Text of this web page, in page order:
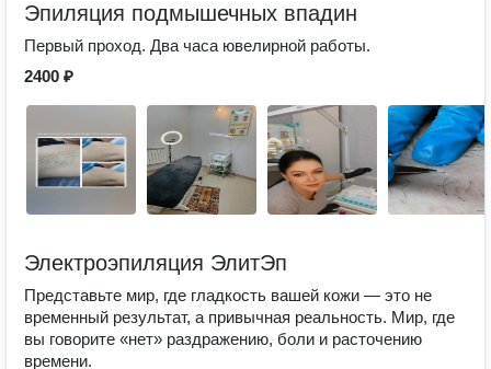
Эпиляция подмышечных впадин
Первый проход. Два часа ювелирной работы.
2400 ₽
Электроэпиляция ЭлитЭп
Представьте мир, где гладкость вашей кожи — это не
временный результат, а привычная реальность. Мир, где
вы говорите «нет» раздражению, боли и расточению
времени.